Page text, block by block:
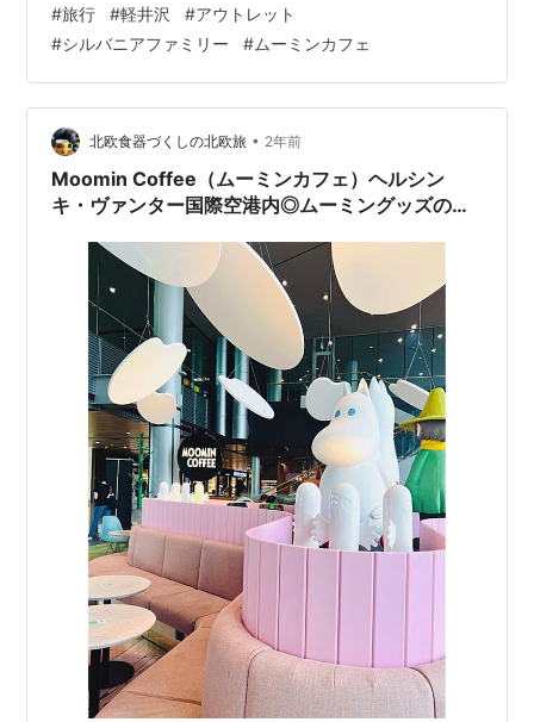
フタヌーンティー・リビング」のお店でお皿や文房具を
買った。 刺激的で充実した思い出。 今回はちょっと背伸
びして、高級ブランドのお店を中心に見て回る。 高くて
も長く使える良い物が欲しい今日この頃。 結局びびっと
来るものが無く、何も買わなかったけど、 いつか、いつ
かは"良い物"を身に纏った、素…
#旅行 #軽井沢 #アウトレット
#シルバニアファミリー #ムーミンカフェ
北欧食器づくしの北欧旅 • 2年前
Moomin Coffee（ムーミンカフェ）ヘルシン
キ・ヴァンター国際空港内◎ムーミングッズのお